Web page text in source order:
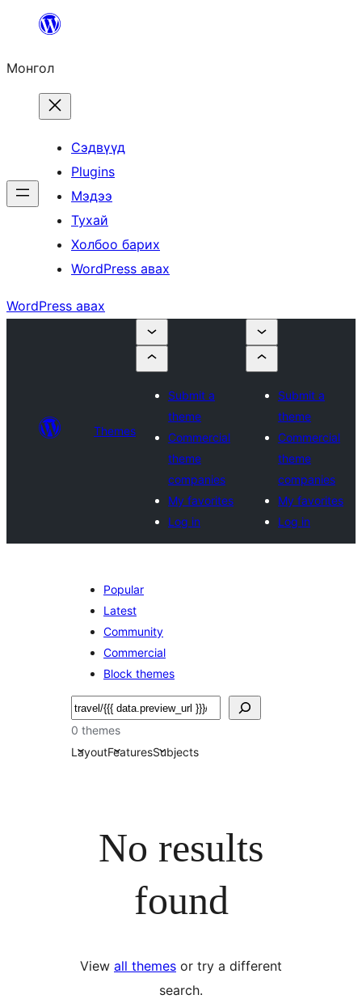
Агуулга
алгасах
Монгол
Сэдвүүд
Plugins
Мэдээ
Тухай
Холбоо барих
WordPress авах
WordPress авах
Themes
Submit a
theme
Commercial
theme
companies
My favorites
Log in
Submit a
theme
Commercial
theme
companies
My favorites
Log in
Popular
Latest
Community
Commercial
Block themes
Хайх
0 themes
LayoutFeaturesSubjects
No results
found
View all themes or try a different
search.